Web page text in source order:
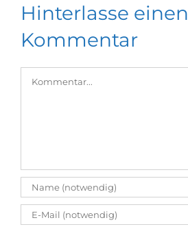
Hinterlasse einen
Kommentar
Kommentar